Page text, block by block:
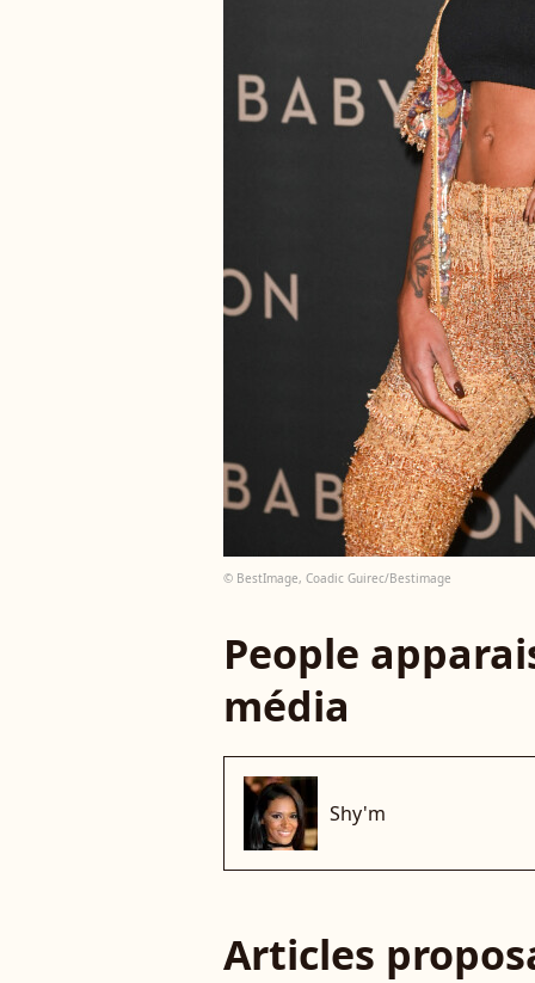
© BestImage, Coadic Guirec/Bestimage
People
média
Shy'm
Articles